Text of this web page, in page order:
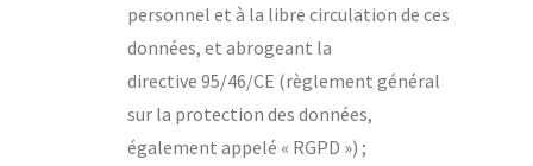
personnel et à la libre circulation de ces
données, et abrogeant la
directive 95/46/CE (règlement général
sur la protection des données,
également appelé « RGPD ») ;